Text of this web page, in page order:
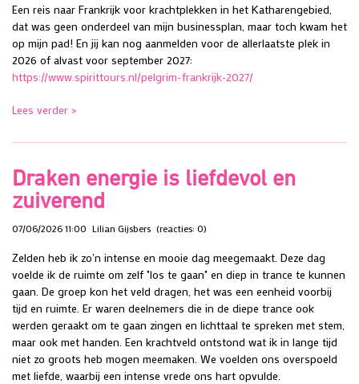
Een reis naar Frankrijk voor krachtplekken in het Katharengebied,
dat was geen onderdeel van mijn businessplan, maar toch kwam het
op mijn pad! En jij kan nog aanmelden voor de allerlaatste plek in
2026 of alvast voor september 2027:
https://www.spirittours.nl/pelgrim-frankrijk-2027/
Lees verder >
Draken energie is liefdevol en
zuiverend
07/06/2026 11:00 Lilian Gijsbers (reacties: 0)
Zelden heb ik zo'n intense en mooie dag meegemaakt. Deze dag
voelde ik de ruimte om zelf "los te gaan" en diep in trance te kunnen
gaan. De groep kon het veld dragen, het was een eenheid voorbij
tijd en ruimte. Er waren deelnemers die in de diepe trance ook
werden geraakt om te gaan zingen en lichttaal te spreken met stem,
maar ook met handen. Een krachtveld ontstond wat ik in lange tijd
niet zo groots heb mogen meemaken. We voelden ons overspoeld
met liefde, waarbij een intense vrede ons hart opvulde.